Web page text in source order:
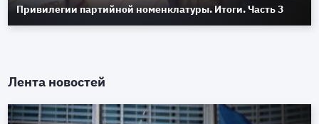
Привилегии партийной номенклатуры. Итоги. Часть 3
Лента новостей